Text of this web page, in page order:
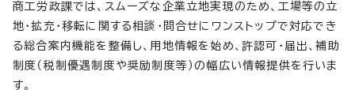
商工労政課では、スムーズな企業立地実現のため、工場等の立
地・拡充・移転に関する相談・問合せにワンストップで対応でき
る総合案内機能を整備し、用地情報を始め、許認可・届出、補助
制度（税制優遇制度や奨励制度等）の幅広い情報提供を行いま
す。